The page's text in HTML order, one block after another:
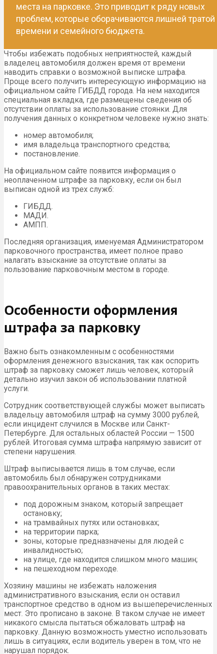
места на парковке. Это приводит к ряду новых
проблем, которые оборачиваются лишней тратой
времени и семейного бюджета.
Чтобы избежать подобных неприятностей, каждый
владелец автомобиля должен время от времени
наводить справки о возможной выписке штрафа.
Проще всего получить интересующую информацию на
официальном сайте ГИБДД города. На нем находится
специальная вкладка, где размещены сведения об
отсутствии оплаты за использование стоянки. Для
получения данных о конкретном человеке нужно знать:
номер автомобиля;
имя владельца транспортного средства;
постановление.
На официальном сайте появится информация о
неоплаченном штрафе за парковку, если он был
выписан одной из трех служб:
ГИБДД.
МАДИ.
АМПП.
Последняя организация, именуемая Администратором
парковочного пространства, имеет полное право
налагать взыскание за отсутствие оплаты за
пользование парковочным местом в городе.
Особенности оформления
штрафа за парковку
Важно быть ознакомленным с особенностями
оформления денежного взыскания, так как оспорить
штраф за парковку сможет лишь человек, который
детально изучил закон об использовании платной
услуги.
Сотрудник соответствующей службы может выписать
владельцу автомобиля штраф на сумму 3000 рублей,
если инцидент случился в Москве или Санкт-
Петербурге. Для остальных областей России — 1500
рублей. Итоговая сумма штрафа напрямую зависит от
степени нарушения.
Штраф выписывается лишь в том случае, если
автомобиль был обнаружен сотрудниками
правоохранительных органов в таких местах:
под дорожным знаком, который запрещает
остановку;
на трамвайных путях или остановках;
на территории парка;
зоны, которые предназначены для людей с
инвалидностью;
на улице, где находится слишком много машин;
на пешеходном переходе.
Хозяину машины не избежать наложения
административного взыскания, если он оставил
транспортное средство в одном из вышеперечисленных
мест. Это прописано в законе. В таком случае не имеет
никакого смысла пытаться обжаловать штраф на
парковку. Данную возможность уместно использовать
лишь в ситуациях, если водитель уверен в том, что не
нарушал порядок.